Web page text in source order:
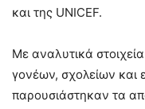
και της UNICEF.
Με αναλυτικά
γονέων, σχολείων και
παρουσιάστηκαν τα